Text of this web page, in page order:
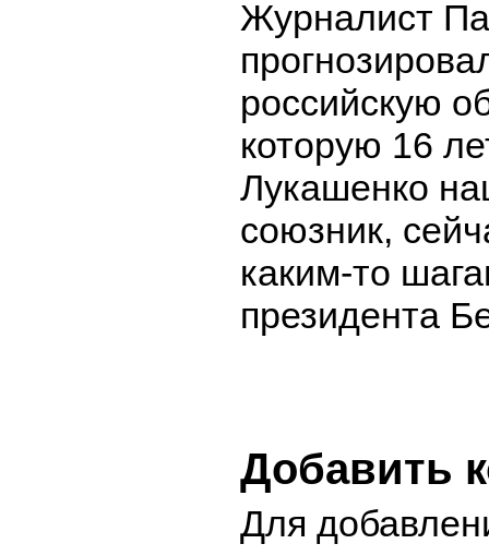
Журналист
российскую
которую 16
Лукашенко
союзник,
каким-то
президента
Добавить
Для